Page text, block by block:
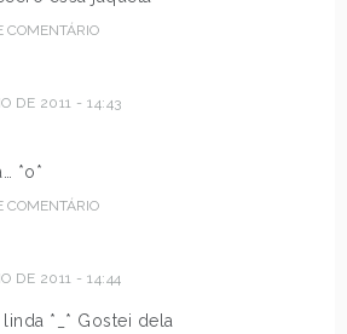
COMENTÁRIO
DE 2011 - 14:43
*o*
COMENTÁRIO
DE 2011 - 14:44
*_* Gostei dela